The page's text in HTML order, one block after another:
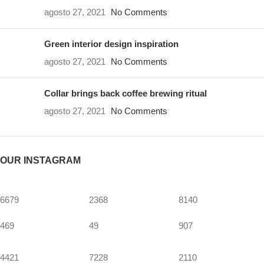
agosto 27, 2021 No Comments
Green interior design inspiration
agosto 27, 2021
No Comments
Collar brings back coffee brewing ritual
agosto 27, 2021
No Comments
OUR INSTAGRAM
6679
469
2368
49
8140
907
4421 7228 2110